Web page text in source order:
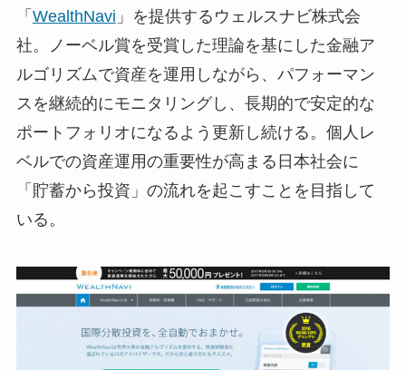
「 WealthNavi 」を提供するウェルスナビ株式会
社。ノーベル賞を受賞した理論を基にした金融ア
ルゴリズムで資産を運用しながら、パフォーマン
スを継続的にモニタリングし、長期的で安定的な
ポートフォリオになるよう更新し続ける。個人レ
ベルでの資産運用の重要性が高まる日本社会に
「貯蓄から投資」の流れを起こすことを目指して
いる。